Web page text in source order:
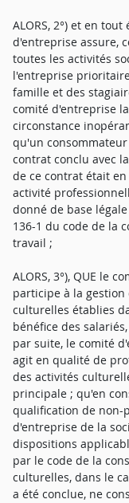
ALORS, 2°) et en
d'entreprise assure,
toutes les activités
l'entreprise
famille et des
comité d'entreprise
circonstance
qu'un
contrat conclu avec
de ce contrat était
activité
donné de base
136-1 du code de la
travail ;
ALORS, 3°), QUE le
participe à la gestion
culturelles établies
bénéfice des
par suite, le comité
agit en qualité de
des activités
principale ; qu'en
qualification de non-
d'entreprise de la
dispositions
par le code de la
culturelles, dans le
a été conclue, ne